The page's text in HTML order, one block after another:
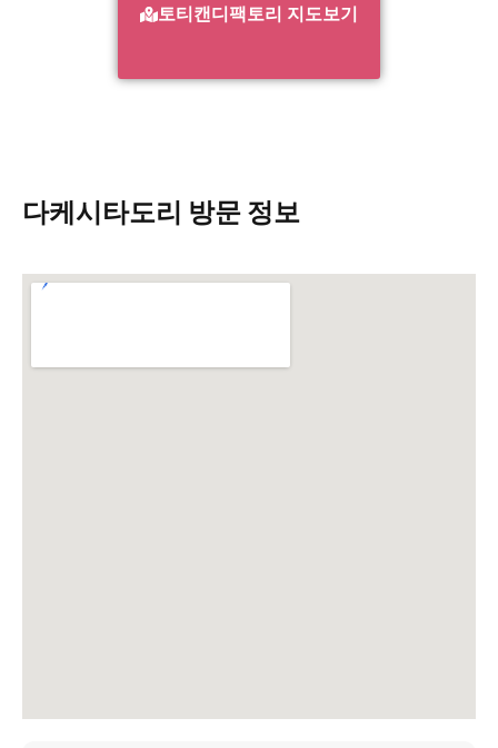
토티캔디팩토리 지도보기
다케시타도리 방문 정보